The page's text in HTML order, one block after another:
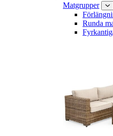
Matgrupper
Runda